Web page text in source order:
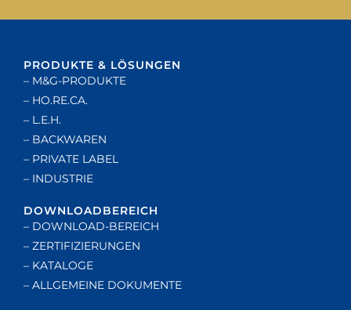
PRODUKTE & LÖSUNGEN
– M&G-PRODUKTE
– HO.RE.CA.
– L.E.H.
– BACKWAREN
– PRIVATE LABEL
– INDUSTRIE
DOWNLOADBEREICH
– DOWNLOAD-BEREICH
– ZERTIFIZIERUNGEN
– KATALOGE
– ALLGEMEINE DOKUMENTE